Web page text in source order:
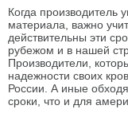
Когда производитель
материала, важно
действительны эти
рубежом и в нашей
Производители,
надежности своих
России. А иные
сроки, что и для